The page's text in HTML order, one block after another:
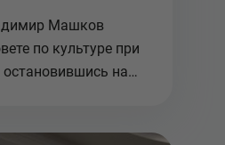
РФ
Машков
по культуре при
на